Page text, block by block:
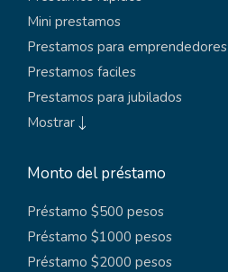
Mini prestamos
Prestamos para emprendedores
Prestamos faciles
Prestamos para jubilados
Mostrar
Monto del préstamo
Préstamo $500 pesos
Préstamo $1000 pesos
Préstamo $2000 pesos